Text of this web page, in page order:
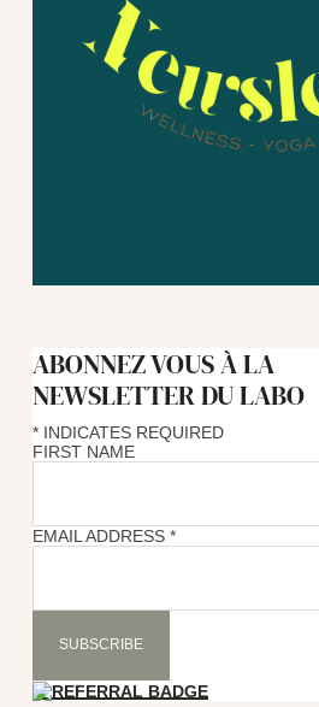
ABONNEZ VOUS À LA
NEWSLETTER DU LABO
* INDICATES REQUIRED
FIRST NAME
EMAIL ADDRESS*